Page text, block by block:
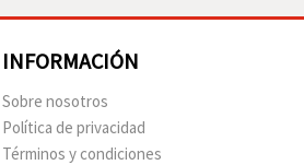
INFORMACIÓN
Sobre nosotros
Política de privacidad
Términos y condiciones